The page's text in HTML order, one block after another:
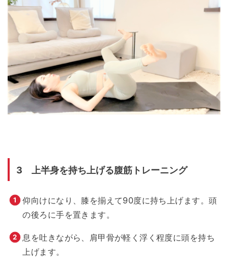
3 上半身を持ち上げる腹筋トレーニング
仰向けになり、膝を揃えて90度に持ち上げます。頭
の後ろに手を置きます。
息を吐きながら、肩甲骨が軽く浮く程度に頭を持ち
上げます。